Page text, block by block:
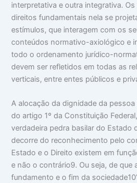
interpretativa e outra integrativa.
direitos fundamentais nela se
estímulos, que interagem com os
conteúdos normativo-axiológico e
todo o ordenamento jurídico-
devem ser refletidos em todas as
verticais, entre entes públicos e
A alocação da dignidade da
do artigo 1º da Constituição
verdadeira pedra basilar do Estado
decorre do reconhecimento pelo
Estado e o Direito existem em
e não o contrário9. Ou seja, de que
fundamento e o fim da